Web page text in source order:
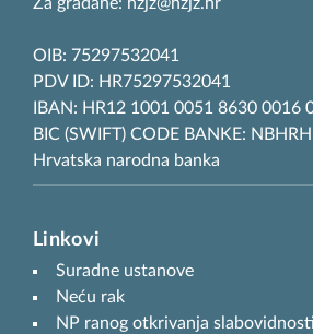
Za građane: hzjz@hzjz.hr
OIB: 75297532041
PDV ID: HR75297532041
IBAN: HR12 1001 0051 8630 0016
BIC (SWIFT) CODE BANKE:
Hrvatska narodna banka
Linkovi
Suradne ustanove
Neću rak
NP ranog otkrivanja slabovidnosti